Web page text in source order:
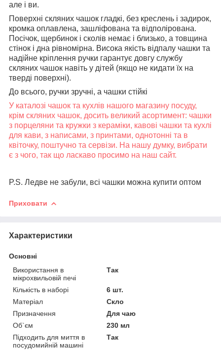
але і ви.
Поверхні скляних чашок гладкі, без креслень і задирок,
кромка оплавлена, зашліфована та відполірована.
Посічок, щербинок і сколів немає і близько, а товщина
стінок і дна рівномірна. Висока якість відпалу чашки та
надійне кріплення ручки гарантує довгу службу
скляних чашок навіть у дітей (якщо не кидати їх на
тверді поверхні).
До всього, ручки зручні, а чашки стійкі
У каталозі чашок та кухлів нашого магазину посуду,
крім скляних чашок, досить великий асортимент: чашки
з порцеляни та кружки з кераміки, кавові чашки та кухлі
для кави, з написами, з принтами, однотонні та в
квіточку, поштучно та сервізи. На нашу думку, вибрати
є з чого, так що ласкаво просимо на наш сайт.
P.S. Ледве не забули, всі чашки можна купити оптом
Приховати
Характеристики
Основні
Використання в
мікрохвильовій печі
Так
Кількість в наборі
6 шт.
Матеріал
Скло
Призначення
Для чаю
Об`єм
230 мл
Підходить для миття в
посудомийній машині
Так